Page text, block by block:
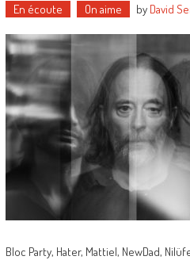
En écoute On aime by David
Bloc Party, Hater, Mattiel, NewDad,